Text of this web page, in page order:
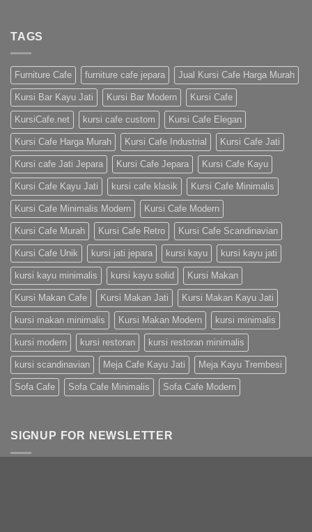
TAGS
Furniture Cafe furniture cafe jepara Jual Kursi Cafe Harga Murah
Kursi Bar Kayu Jati Kursi Bar Modern Kursi Cafe
KursiCafe.net kursi cafe custom Kursi Cafe Elegan
Kursi Cafe Harga Murah Kursi Cafe Industrial Kursi Cafe Jati
Kursi cafe Jati Jepara Kursi Cafe Jepara Kursi Cafe Kayu
Kursi Cafe Kayu Jati kursi cafe klasik Kursi Cafe Minimalis
Kursi Cafe Minimalis Modern Kursi Cafe Modern
Kursi Cafe Murah Kursi Cafe Retro Kursi Cafe Scandinavian
Kursi Cafe Unik kursi jati jepara kursi kayu kursi kayu jati
kursi kayu minimalis kursi kayu solid Kursi Makan
Kursi Makan Cafe Kursi Makan Jati Kursi Makan Kayu Jati
kursi makan minimalis Kursi Makan Modern kursi minimalis
kursi modern kursi restoran kursi restoran minimalis
kursi scandinavian Meja Cafe Kayu Jati Meja Kayu Trembesi
Sofa Cafe Sofa Cafe Minimalis Sofa Cafe Modern
SIGNUP FOR NEWSLETTER